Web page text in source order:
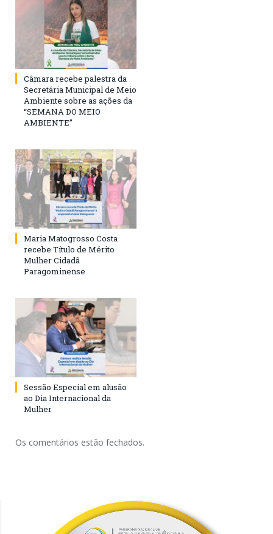
Câmara recebe palestra da
Secretária Municipal de Meio
Ambiente sobre as ações da
“SEMANA DO MEIO
AMBIENTE”
Maria Matogrosso Costa
recebe Título de Mérito
Mulher Cidadã
Paragominense
Sessão Especial em alusão
ao Dia Internacional da
Mulher
Os comentários estão fechados.